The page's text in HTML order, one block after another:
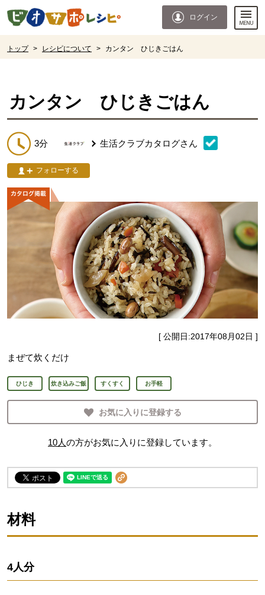
ページの先頭です。
ログイン
トップ > レシピについて > カンタン ひじきごはん
カンタン ひじきごはん
3分 生活クラブカタログさん
フォローする
[ 公開日:2017年08月02日 ]
まぜて炊くだけ
ひじき 炊き込みご飯 すくすく お手軽
お気に入りに登録する
10人の方がお気に入りに登録しています。
材料
4人分